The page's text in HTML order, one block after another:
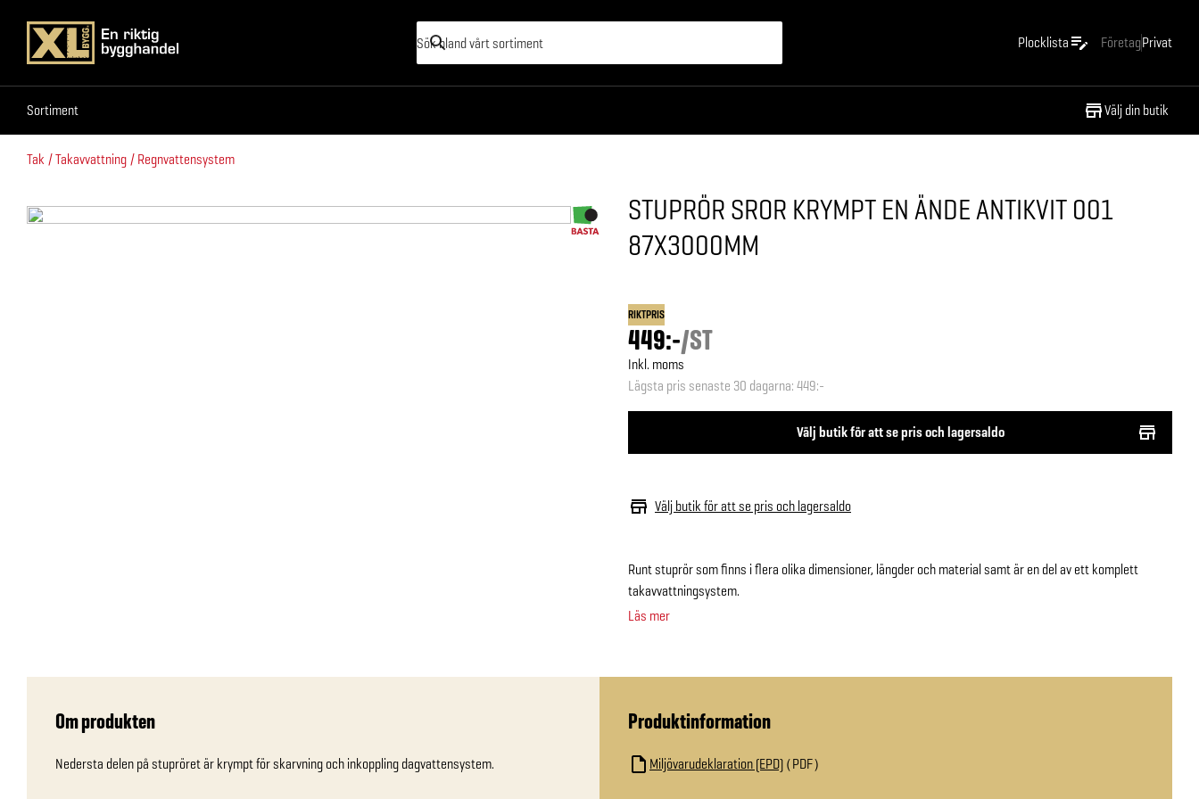
Plocklista FöretagPrivat
Sortiment Välj din butik
Sortiment
Tak Takavvattning Regnvattensystem
STUPRÖR SROR KRYMPT EN ÄNDE ANTIKVIT 001
87X3000MM
RIKTPRIS
449:-/ST
Inkl. moms
Lägsta pris senaste 30 dagarna:449:-
Välj butik för att se pris och lagersaldo
Välj butik för att se pris och lagersaldo
Runt stuprör som finns i flera olika dimensioner, längder och material samt är en del av ett komplett
takavvattningsystem.
Läs mer
Om produkten
Nedersta delen på stupröret är krympt för skarvning och inkoppling dagvattensystem.
Produktinformation
Miljövarudeklaration (EPD) PDF